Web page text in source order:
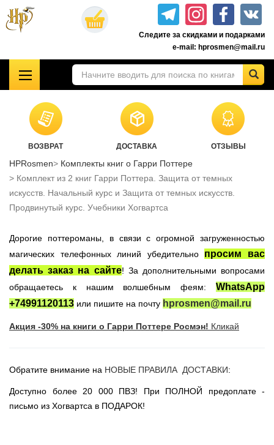
Перейти
Следите за скидками и подарками
e-mail: hprosmen@mail.ru
Комплекты книг о Гарри Поттере
Акционные товары к комплекту 7 книг Росмэн
Учебники Хогвартса
Гарри Поттер на английском
Атрибутика Гарри Поттер
Одежда Гарри Поттер
Сладости Jelly Belly
Вселенная DC
Вселенная MARVEL
Звездные войны
ВОЗВРАТ ДОСТАВКА ОТЗЫВЫ
HPRosmen
Комплекты книг о Гарри Поттере
Комплект из 2 книг Гарри Поттера. Защита от темных
искусств. Начальный курс и Защита от темных искусств.
Продвинутый курс. Учебники Хогвартса
Дорогие поттероманы, в связи с огромной загруженностью
магических телефонных линий убедительно просим вас
делать заказ на сайте! За дополнительными вопросами
обращаетесь к нашим волшебным феям:
WhatsApp
+74991120113 или пишите на почту hprosmen@mail.ru
Акция -30% на книги о Гарри Поттере Росмэн! Кликай
Обратите внимание на НОВЫЕ ПРАВИЛА ДОСТАВКИ:
Доступно более 20 000 ПВЗ! При ПОЛНОЙ предоплате -
письмо из Хогвартса в ПОДАРОК!